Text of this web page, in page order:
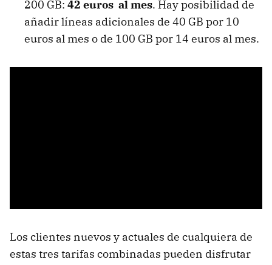
200 GB: 42 euros al mes. Hay posibilidad de
añadir líneas adicionales de 40 GB por 10
euros al mes o de 100 GB por 14 euros al mes.
Los clientes nuevos y actuales de cualquiera de
estas tres tarifas combinadas pueden disfrutar